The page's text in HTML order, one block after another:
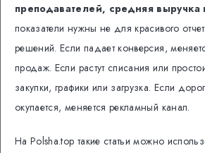
преподавателей, средняя выручка
показатели нужны не для красивого
решений. Если падает конверсия,
продаж. Если растут списания или
закупки, графики или загрузка. Если
окупается, меняется рекламный канал.
На Polsha.top такие статьи можно